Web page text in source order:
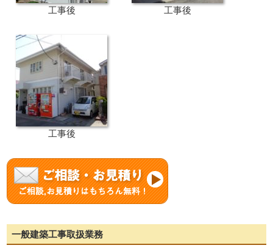
工事後 工事後
工事後
一般建築工事取扱業務